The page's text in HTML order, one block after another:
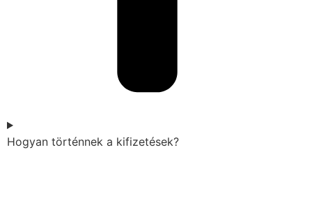
Hogyan történnek a kifizetések?